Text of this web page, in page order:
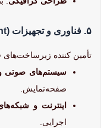
۵. فناوری و تجهیزات (Technology & Equipment)
تأمین کننده زیرساخت‌های
سیستم‌های صوتی
صفحه‌نمایش.
اینترنت و
اجرایی.